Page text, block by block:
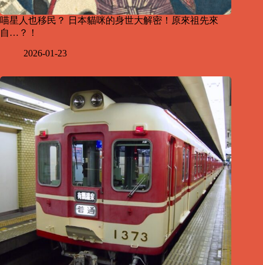
喵星人也移民？ 日本貓咪的身世大解密！原來祖先來
自…？！
2026-01-23